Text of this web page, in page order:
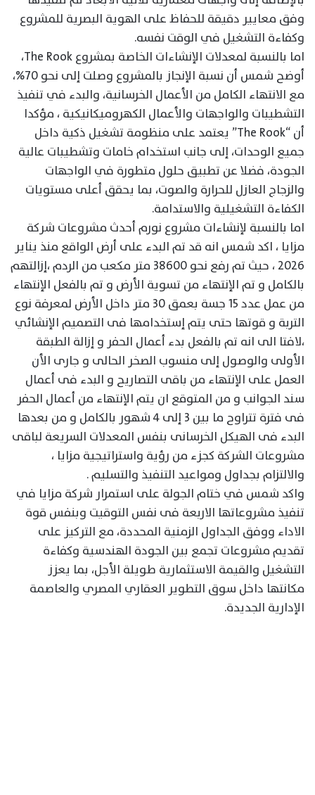
وفق معايير دقيقة للحفاظ على الهوية البصرية للمشروع
وكفاءة التشغيل في الوقت نفسه.
اما بالنسبة لمعدلات الإنشاءات الخاصة بمشروع The Rook،
أوضح شمس أن نسبة الإنجاز بالمشروع وصلت إلى نحو 70%،
مع الانتهاء الكامل من الأعمال الخرسانية، والبدء في تنفيذ
التشطيبات والواجهات والأعمال الكهروميكانيكية ، مؤكدا
أن “The Rook” يعتمد على منظومة تشغيل ذكية داخل
جميع الوحدات، إلى جانب استخدام خامات وتشطيبات عالية
الجودة، فضلا عن تطبيق حلول متطورة في الواجهات
والزجاج العازل للحرارة والصوت، بما يحقق أعلى مستويات
الكفاءة التشغيلية والاستدامة.
اما بالنسبة لإنشاءات مشروع نورم أحدث مشروعات شركة
مزايا ، اكد شمس انه قد تم البدء على أرض الواقع منذ يناير
2026 ، حيث تم رفع نحو 38600 متر مكعب من الردم ،إزالتهم
بالكامل و تم الإنتهاء من تسوية الأرض و تم بالفعل الإنتهاء
من عمل عدد 15 جسة بعمق 30 متر داخل الأرض لمعرفة نوع
التربة و قوتها حتى يتم إستخدامها فى التصميم الإنشائي
،لافتا الى انه تم بالفعل بدء أعمال الحفر و إزالة الطبقة
الأولى والوصول إلى منسوب الصخر الحالى و جارى الأن
العمل على الإنتهاء من باقى التصاريح و البدء فى أعمال
سند الجوانب و من المتوقع ان يتم الإنتهاء من أعمال الحفر
فى فترة تتراوح ما بين 3 إلى ٤ شهور بالكامل و من بعدها
البدء فى الهيكل الخرسانى بنفس المعدلات السريعة لباقى
مشروعات الشركة كجزء من رؤية واستراتيجية مزايا ،
والالتزام بجداول ومواعيد التنفيذ والتسليم .
واكد شمس في ختام الجولة على استمرار شركة مزايا في
تنفيذ مشروعاتها الاربعة فى نفس التوقيت وبنفس قوة
الاداء ووفق الجداول الزمنية المحددة، مع التركيز على
تقديم مشروعات تجمع بين الجودة الهندسية وكفاءة
التشغيل والقيمة الاستثمارية طويلة الأجل، بما يعزز
مكانتها داخل سوق التطوير العقاري المصري والعاصمة
الإدارية الجديدة.